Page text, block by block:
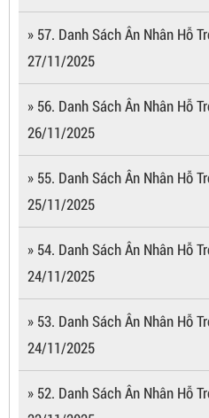
» 57. Danh Sách Ân Nhân Hỗ
27/11/2025
» 56. Danh Sách Ân Nhân Hỗ
26/11/2025
» 55. Danh Sách Ân Nhân Hỗ
25/11/2025
» 54. Danh Sách Ân Nhân Hỗ
24/11/2025
» 53. Danh Sách Ân Nhân Hỗ
24/11/2025
» 52. Danh Sách Ân Nhân Hỗ